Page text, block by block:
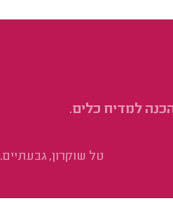
למדיח כלים.
טל שוקרון, גבעתיים.